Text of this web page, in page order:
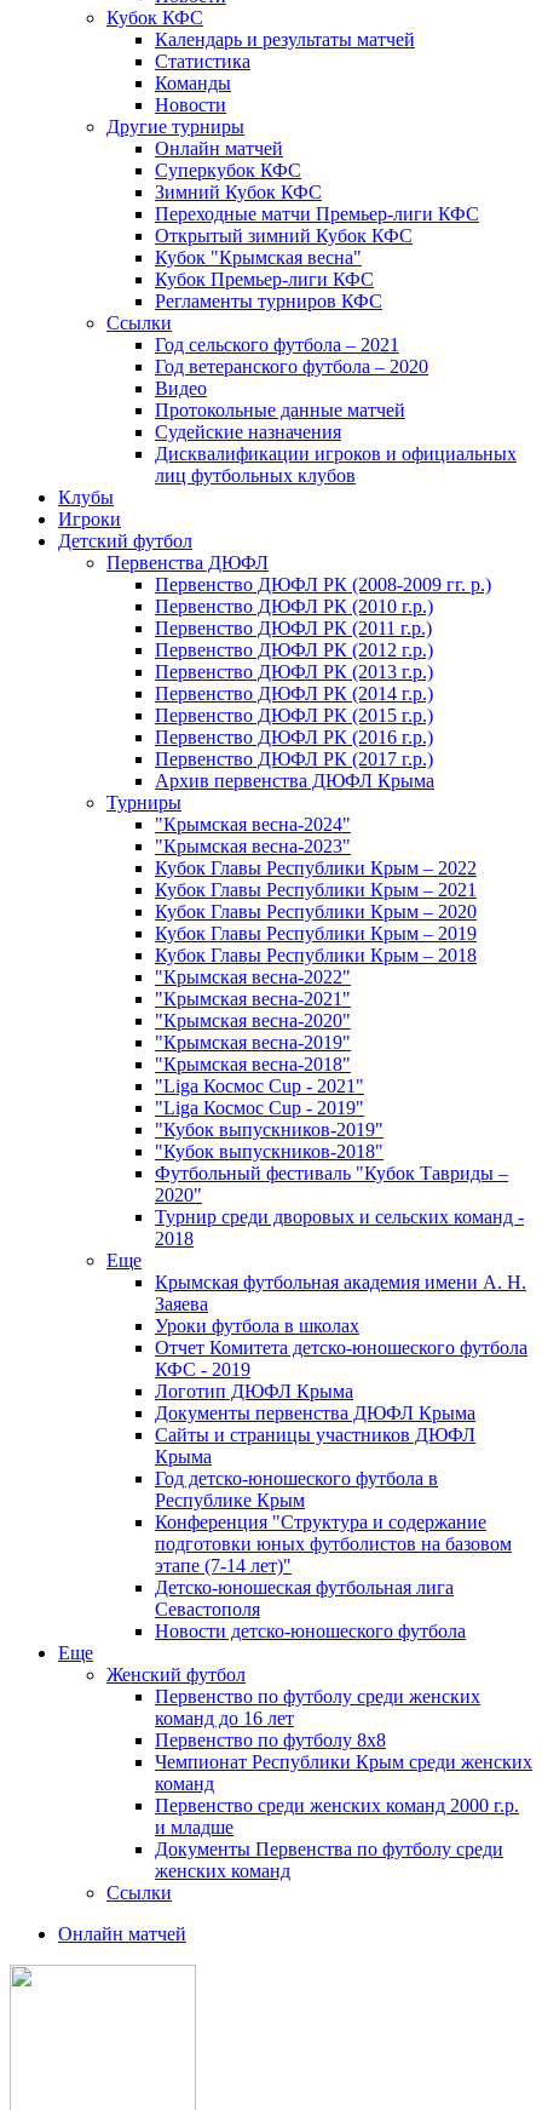
Кубок КФС
Календарь и результаты матчей
Статистика
Команды
Новости
Другие турниры
Онлайн матчей
Суперкубок КФС
Зимний Кубок КФС
Переходные матчи Премьер-лиги КФС
Открытый зимний Кубок КФС
Кубок "Крымская весна"
Кубок Премьер-лиги КФС
Регламенты турниров КФС
Ссылки
Год сельского футбола – 2021
Год ветеранского футбола – 2020
Видео
Протокольные данные матчей
Судейские назначения
Дисквалификации игроков и официальных
лиц футбольных клубов
Клубы
Игроки
Детский футбол
Первенства ДЮФЛ
Первенство ДЮФЛ РК (2008-2009 гг. р.)
Первенство ДЮФЛ РК (2010 г.р.)
Первенство ДЮФЛ РК (2011 г.р.)
Первенство ДЮФЛ РК (2012 г.р.)
Первенство ДЮФЛ РК (2013 г.р.)
Первенство ДЮФЛ РК (2014 г.р.)
Первенство ДЮФЛ РК (2015 г.р.)
Первенство ДЮФЛ РК (2016 г.р.)
Первенство ДЮФЛ РК (2017 г.р.)
Архив первенства ДЮФЛ Крыма
Турниры
"Крымская весна-2024"
"Крымская весна-2023"
Кубок Главы Республики Крым – 2022
Кубок Главы Республики Крым – 2021
Кубок Главы Республики Крым – 2020
Кубок Главы Республики Крым – 2019
Кубок Главы Республики Крым – 2018
"Крымская весна-2022"
"Крымская весна-2021"
"Крымская весна-2020"
"Крымская весна-2019"
"Крымская весна-2018"
"Liga Космос Cup - 2021"
"Liga Космос Cup - 2019"
"Кубок выпускников-2019"
"Кубок выпускников-2018"
Футбольный фестиваль "Кубок Тавриды –
2020"
Турнир среди дворовых и сельских команд -
2018
Еще
Крымская футбольная академия имени А. Н.
Заяева
Уроки футбола в школах
Отчет Комитета детско-юношеского футбола
КФС - 2019
Логотип ДЮФЛ Крыма
Документы первенства ДЮФЛ Крыма
Сайты и страницы участников ДЮФЛ
Крыма
Год детско-юношеского футбола в
Республике Крым
Конференция "Структура и содержание
подготовки юных футболистов на базовом
этапе (7-14 лет)"
Детско-юношеская футбольная лига
Севастополя
Новости детско-юношеского футбола
Еще
Женский футбол
Первенство по футболу среди женских
команд до 16 лет
Первенство по футболу 8х8
Чемпионат Республики Крым среди женских
команд
Первенство среди женских команд 2000 г.р.
и младше
Документы Первенства по футболу среди
женских команд
Ссылки
Онлайн матчей